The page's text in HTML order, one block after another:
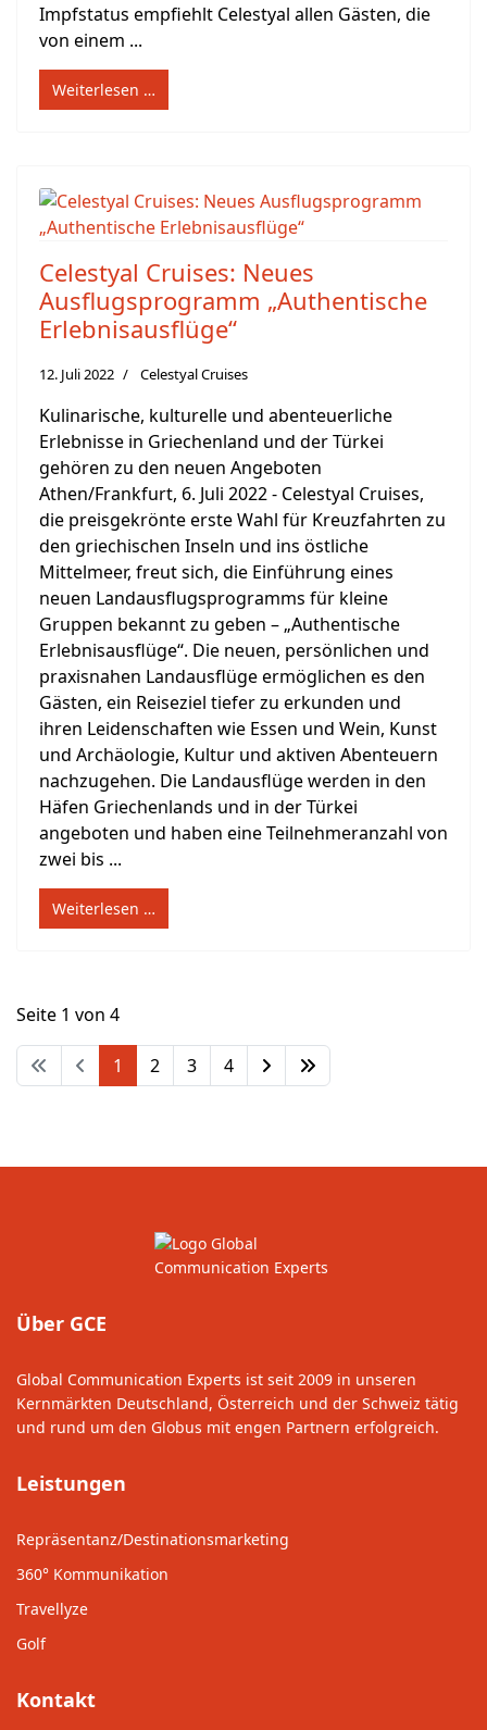
Impfstatus empfiehlt Celestyal allen Gästen, die
von einem ...
Weiterlesen …
Celestyal Cruises: Neues
Ausflugsprogramm „Authentische
Erlebnisausflüge“
12. Juli 2022 Celestyal Cruises
Kulinarische, kulturelle und abenteuerliche
Erlebnisse in Griechenland und der Türkei
gehören zu den neuen Angeboten
Athen/Frankfurt, 6. Juli 2022 - Celestyal Cruises,
die preisgekrönte erste Wahl für Kreuzfahrten zu
den griechischen Inseln und ins östliche
Mittelmeer, freut sich, die Einführung eines
neuen Landausflugsprogramms für kleine
Gruppen bekannt zu geben – „Authentische
Erlebnisausflüge“. Die neuen, persönlichen und
praxisnahen Landausflüge ermöglichen es den
Gästen, ein Reiseziel tiefer zu erkunden und
ihren Leidenschaften wie Essen und Wein, Kunst
und Archäologie, Kultur und aktiven Abenteuern
nachzugehen. Die Landausflüge werden in den
Häfen Griechenlands und in der Türkei
angeboten und haben eine Teilnehmeranzahl von
zwei bis ...
Weiterlesen …
Seite 1 von 4
1 2 3 4
Über GCE
Global Communication Experts ist seit 2009 in unseren
Kernmärkten Deutschland, Österreich und der Schweiz tätig
und rund um den Globus mit engen Partnern erfolgreich.
Leistungen
Repräsentanz/Destinationsmarketing
360° Kommunikation
Travellyze
Golf
Kontakt